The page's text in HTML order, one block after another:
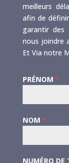
meilleurs
afin de
garantir des
nous joindre
Et Via notre
PRÉNOM *
NOM *
NUMÉRO DE